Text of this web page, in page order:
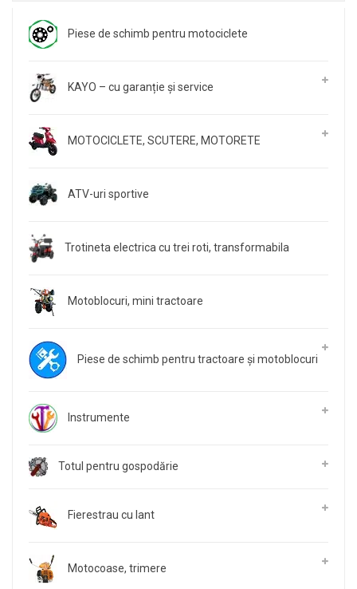
Piese de schimb pentru motociclete
KAYO – cu garanție și service
MOTOCICLETE, SCUTERE, MOTORETE
ATV-uri sportive
Trotineta electrica cu trei roti, transformabila
Motoblocuri, mini tractoare
Piese de schimb pentru tractoare și motoblocuri
Instrumente
Totul pentru gospodărie
Fierestrau cu lant
Motocoase, trimere